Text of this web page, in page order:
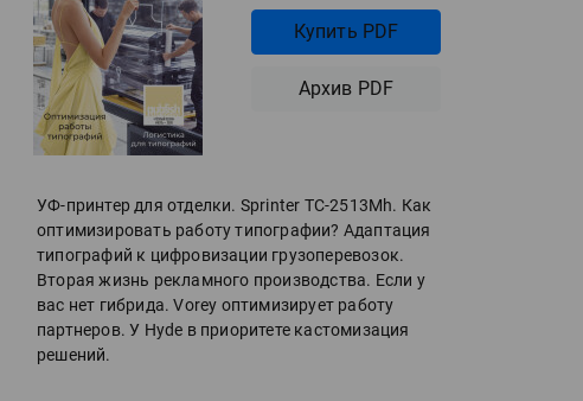
Купить PDF
Архив PDF
УФ-принтер для отделки. Sprinter ТС-2513Mh. Как
оптимизировать работу типографии? Адаптация
типографий к цифровизации грузоперевозок.
Вторая жизнь рекламного производства. Если у
вас нет гибрида. Vorey оптимизирует работу
партнеров. У Hyde в приоритете кастомизация
решений.